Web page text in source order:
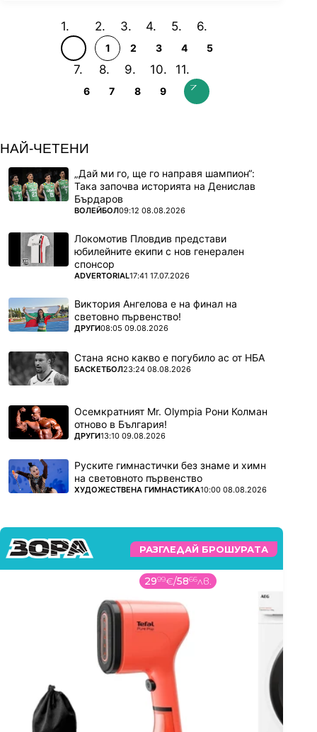
1 2 3 4 5
6 7 8 9
НАЙ-ЧЕТЕНИ
„Дай ми го, ще го направя шампион“:
Така започва историята на Денислав
Бърдаров
ПОВЕЧЕ ОТ
ВОЛЕЙБОЛ09:12 08.08.2026
Локомотив Пловдив представи
юбилейните екипи с нов генерален
спонсор
ПОВЕЧЕ ОТ
ADVERTORIAL17:41 17.07.2026
Виктория Ангелова е на финал на
световно първенство!
ПОВЕЧЕ ОТ
ДРУГИ08:05 09.08.2026
Стана ясно какво е погубило ас от НБА
ПОВЕЧЕ ОТ
БАСКЕТБОЛ23:24 08.08.2026
Осемкратният Mr. Olympia Рони Колман
отново в България!
ПОВЕЧЕ ОТ
ДРУГИ13:10 09.08.2026
Руските гимнастички без знаме и химн
на световното първенство
ПОВЕЧЕ ОТ
ХУДОЖЕСТВЕНА ГИМНАСТИКА10:00 08.08.2026
РАЗГЛЕДАЙ БРОШУРАТА
2999€/5866лв.